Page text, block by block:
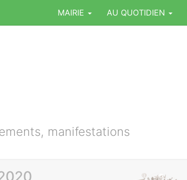
MAIRIE AU QUOTIDIEN
manifestations